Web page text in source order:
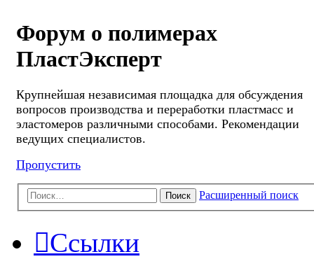
Форум о полимерах
ПластЭксперт
Крупнейшая независимая площадка для обсуждения
вопросов производства и переработки пластмасс и
эластомеров различными способами. Рекомендации
ведущих специалистов.
Пропустить
Поиск Расширенный поиск
Ссылки